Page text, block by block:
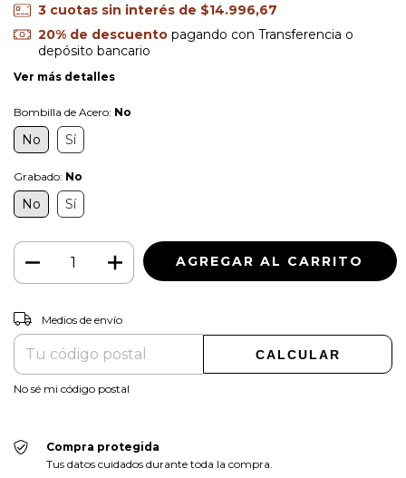
3 cuotas sin interés de $14.996,67
20% de descuentopagando con Transferencia o
depósito bancario
Ver más detalles
Bombilla de Acero: No
No Sí
Grabado: No
No Sí
Entregas para el CP:
Medios de envío
CALCULAR
No sé mi código postal
Compra protegida
Tus datos cuidados durante toda la compra.